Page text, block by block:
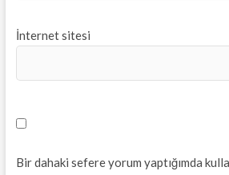
İnternet sitesi
Bir dahaki sefere yorum yaptığımda